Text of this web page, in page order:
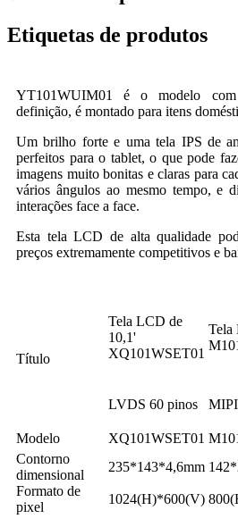
Etiquetas de produtos
YT101WUIM01 é o modelo
definição, é montado para itens
Um brilho forte e uma tela IPS de
perfeitos para o tablet, o que pode
imagens muito bonitas e claras para
vários ângulos ao mesmo tempo, e
interações face a face.
Esta tela LCD de alta qualidade
preços extremamente competitivos e
Título
Tela LCD de
10,1'
XQ101WSET01
Tela
LVDS 60 pinos
Modelo XQ101WSET01
Contorno
dimensional
235*143*4,6mm
Formato de
pixel
1024(H)*600(V)